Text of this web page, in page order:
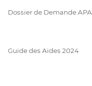
Dossier de Demande APA
Guide des Aides 2024